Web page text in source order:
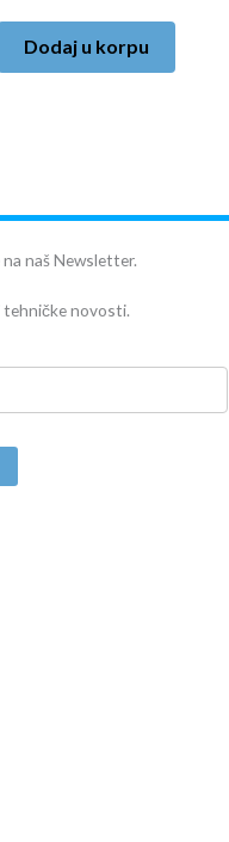
Dodaj u korpu
naš Newsletter.
novosti.